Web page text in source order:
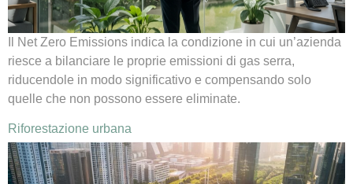
Il Net Zero Emissions indica la condizione in cui un’azienda
riesce a bilanciare le proprie emissioni di gas serra,
riducendole in modo significativo e compensando solo
quelle che non possono essere eliminate.
Riforestazione urbana